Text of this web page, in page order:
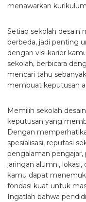
menawarkan
Setiap sekolah desain
berbeda, jadi penting
dengan visi karier
sekolah, berbicara
mencari tahu
membuat keputusan
Memilih sekolah
keputusan yang
Dengan
spesialisasi, reputasi
pengalaman
jaringan alumni,
kamu dapat
fondasi kuat untuk
Ingatlah bahwa